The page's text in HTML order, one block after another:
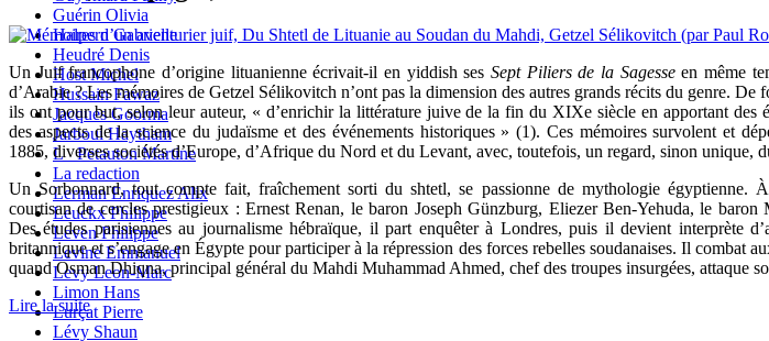
Guérin Olivia
Halpern Gabrielle
Heudré Denis
Host Michel
Hussain Fawaz
Jacques Goorma
Jarboui Haytham
L_ Petauton Martine
La redaction
Lerman Enriquez Alix
Leuckx Philippe
Leven Philippe
Levine Emmanuel
Levy Leon-Marc
Limon Hans
Lurçat Pierre
Lévy Shaun
Un Juif francophone d’origine lituanienne écrivait-il en yiddish ses Sept Piliers de la Sagesseen même
d’Arabie ? Les mémoires de Getzel Sélikovitch n’ont pas la dimension des autres grands récits du genre. De
ils ont pour but, selon leur auteur, « d’enrichir la littérature juive de la fin du XIXe siècle en apportant des
des aspects de la science du judaïsme et des événements historiques » (1). Ces mémoires survolent et
1885, diverses sociétés d’Europe, d’Afrique du Nord et du Levant, avec, toutefois, un regard, sinon unique,
Un Sorbonnard, tout compte fait, fraîchement sorti du shtetl, se passionne de mythologie égyptienne.
courtisan de cercles prestigieux : Ernest Renan, le baron Joseph Günzburg, Eliezer Ben-Yehuda, le baron
Des études parisiennes au journalisme hébraïque, il part enquêter à Londres, puis il devient interprète
britannique et s’engage en Égypte pour participer à la répression des forces rebelles soudanaises. Il combat
quand Osman Dhiqna, principal général du Mahdi Muhammad Ahmed, chef des troupes insurgées, attaque
Lire la suite